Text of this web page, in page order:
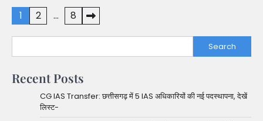
Posts
pagination
1 2 … 8
Search
Recent Posts
CG IAS Transfer: छत्तीसगढ़ में 5 IAS अधिकारियों की नई पदस्थापना, देखें
लिस्ट-